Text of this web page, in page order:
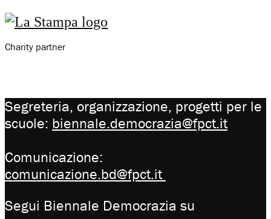
Charity partner
Segreteria, organizzazione, progetti per le
scuole: biennale.democrazia@fpct.it
Comunicazione:
comunicazione.bd@fpct.it
Segui Biennale Democrazia su